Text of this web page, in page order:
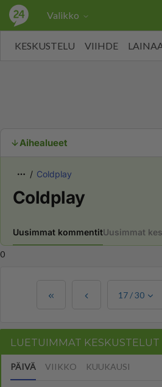
Valikko
KESKUSTELU VIIHDE
Aihealueet
Coldplay
Coldplay
Uusimmat kommentitUusimmat
0
17 /30
LUETUIMMAT KESKUSTELUT
PÄIVÄ VIIKKO KUUKAUSI